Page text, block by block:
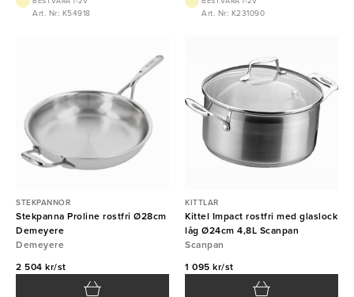
Art. Nr: K54918 Art. Nr: K231090
STEKPANNOR
Stekpanna Proline rostfri Ø28cm
Demeyere
Demeyere
2 504 kr/st
KITTLAR
Kittel Impact rostfri med glaslock
låg Ø24cm 4,8L Scanpan
Scanpan
1 095 kr/st